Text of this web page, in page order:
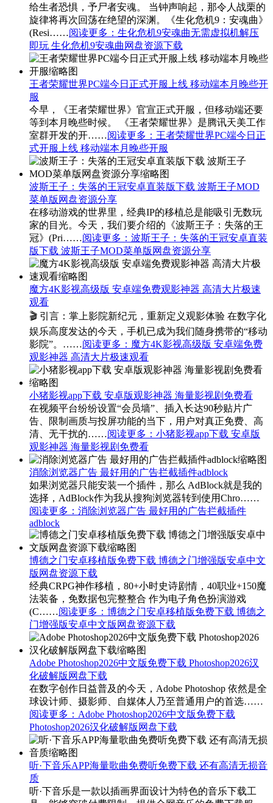
给生者恐惧，予尸者安魂。 当钟声响起，那令人战栗的
旋律将再次回荡在绝望的深渊。《生化危机9：安魂曲》
(Resi……阅读更多 ：生化危机9安魂曲无需虚拟机解压
即玩 生化危机9安魂曲网盘资源下载
王者荣耀世界PC端今日正式开服上线 移动端本月晚些开
服
今早，《王者荣耀世界》官宣正式开服，但移动端还要
等到本月晚些时候。 《王者荣耀世界》是腾讯天美工作
室群开发的开……阅读更多 ：王者荣耀世界PC端今日正
式开服上线 移动端本月晚些开服
波斯王子：失落的王冠安卓直装版下载 波斯王子MOD
菜单版网盘资源分享
在移动游戏的世界里，经典IP的移植总是能吸引无数玩
家的目光。今天，我们要介绍的《波斯王子：失落的王
冠》(Pri……阅读更多 ：波斯王子：失落的王冠安卓直装
版下载 波斯王子MOD菜单版网盘资源分享
魔方4K影视高级版 安卓端免费观影神器 高清大片极速
观看
🎬 引言：掌上影院新纪元，重新定义观影体验 在数字化
娱乐高度发达的今天，手机已成为我们随身携带的“移动
影院”。……阅读更多 ：魔方4K影视高级版 安卓端免费
观影神器 高清大片极速观看
小猪影视app下载 安卓版观影神器 海量影视剧免费看
在视频平台纷纷设置“会员墙”、插入长达90秒贴片广
告、限制画质与投屏功能的当下，用户对真正免费、高
清、无干扰的……阅读更多 ：小猪影视app下载 安卓版
观影神器 海量影视剧免费看
消除浏览器广告 最好用的广告拦截插件adblock
如果浏览器只能安装一个插件，那么 AdBlock就是我的
选择，AdBlock作为我从搜狗浏览器转到使用Chro……
阅读更多 ：消除浏览器广告 最好用的广告拦截插件
adblock
博德之门安卓移植版免费下载 博德之门增强版安卓中文
版网盘资源下载
经典CRPG神作移植，80+小时史诗剧情，40职业+150魔
法装备，免数据包完整整合 作为电子角色扮演游戏
(C……阅读更多 ：博德之门安卓移植版免费下载 博德之
门增强版安卓中文版网盘资源下载
Adobe Photoshop2026中文版免费下载 Photoshop2026汉
化破解版网盘下载
在数字创作日益普及的今天，Adobe Photoshop 依然是全
球设计师、摄影师、自媒体人乃至普通用户的首选……
阅读更多 ：Adobe Photoshop2026中文版免费下载
Photoshop2026汉化破解版网盘下载
听·下音乐APP海量歌曲免费听免费下载 还有高清无损音
质
听·下音乐是一款以插画界面设计为特色的音乐下载工